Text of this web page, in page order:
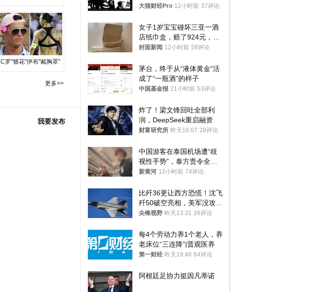
C罗"簪花"伊布"戴胸罩"
更多>>
我要发布
大猫财经Pro 12小时前 37评论
女子1岁宝宝碰坏三亚一酒
店纸巾盒，赔了924元，发
帖吐槽后酒店退还一半的
封面新闻 12小时前 58评论
茅台，终于从“液体黄金”活
成了“一瓶酒”的样子
中国基金报 21小时前 53评论
炸了！梁文锋回吐全部利
润，DeepSeek重启融资
财富研究所 昨天16:07 28评论
中国游客在泰国机场遭“歧
视性手势”，泰方责令全面
调查，对责任人采取最严厉
新黄河 12小时前 74评论
比歼36更让西方恐慌！沈飞
歼50破空亮相，美军没攻克
的技术被拿下
尖锋视野 昨天13:31 26评论
每4个劳动力养1个老人，养
老床位“三连降”|晋观医养
第一财经 昨天19:48 64评论
阿根廷足协力挺因凡蒂诺